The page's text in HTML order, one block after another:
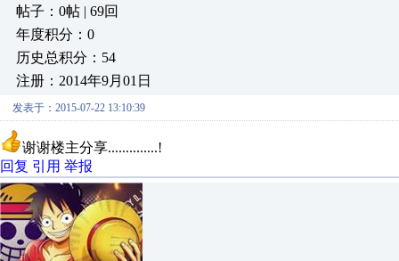
帖子：0帖 | 69回
年度积分：0
历史总积分：54
注册：2014年9月01日
发表于：2015-07-22 13:10:39
谢谢楼主分享..............!
回复 引用 举报